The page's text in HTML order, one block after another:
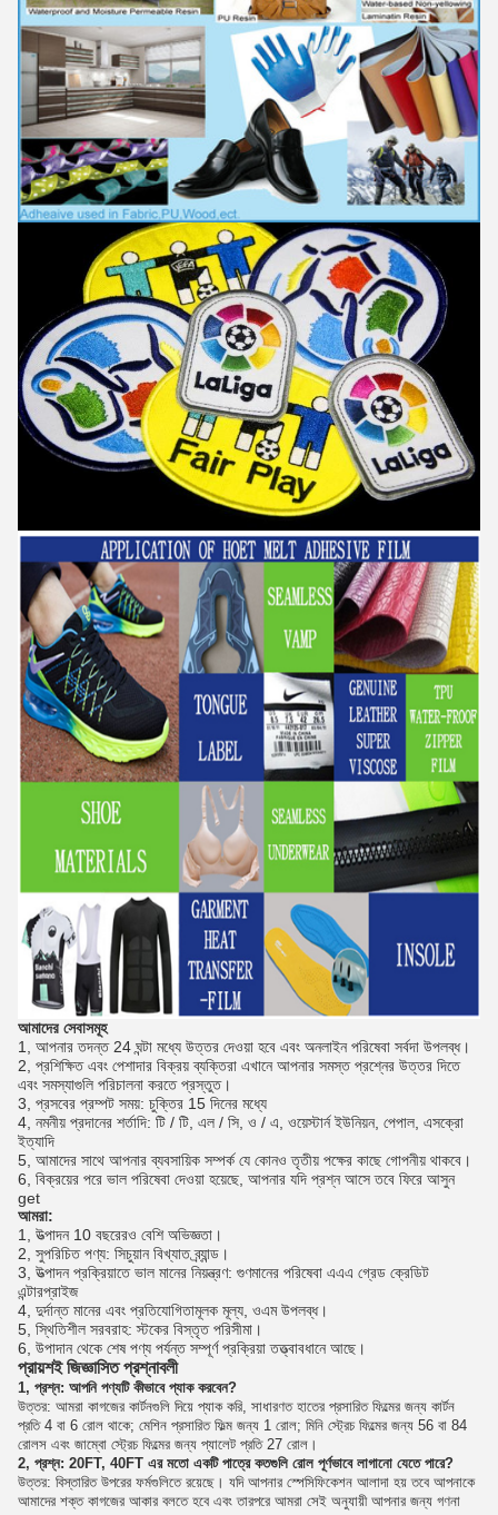
আমাদের সেবাসমূহ
1, আপনার তদন্ত 24 ঘন্টা মধ্যে উত্তর দেওয়া হবে এবং অনলাইন পরিষেবা সর্বদা উপলব্ধ।
2, প্রশিক্ষিত এবং পেশাদার বিক্রয় ব্যক্তিরা এখানে আপনার সমস্ত প্রশ্নের উত্তর দিতে
এবং সমস্যাগুলি পরিচালনা করতে প্রস্তুত।
3, প্রসবের প্রম্পট সময়: চুক্তির 15 দিনের মধ্যে
4, নমনীয় প্রদানের শর্তাদি: টি / টি, এল / সি, ও / এ, ওয়েস্টার্ন ইউনিয়ন, পেপাল, এসক্রো
ইত্যাদি
5, আমাদের সাথে আপনার ব্যবসায়িক সম্পর্ক যে কোনও তৃতীয় পক্ষের কাছে গোপনীয় থাকবে।
6, বিক্রয়ের পরে ভাল পরিষেবা দেওয়া হয়েছে, আপনার যদি প্রশ্ন আসে তবে ফিরে আসুন
get
আমরা:
1, উত্পাদন 10 বছরেরও বেশি অভিজ্ঞতা।
2, সুপরিচিত পণ্য: সিচুয়ান বিখ্যাত ব্র্যান্ড।
3, উত্পাদন প্রক্রিয়াতে ভাল মানের নিয়ন্ত্রণ: গুণমানের পরিষেবা এএএ গ্রেড ক্রেডিট
এন্টারপ্রাইজ
4, দুর্দান্ত মানের এবং প্রতিযোগিতামূলক মূল্য, ওএম উপলব্ধ।
5, স্থিতিশীল সরবরাহ: স্টকের বিস্তৃত পরিসীমা।
6, উপাদান থেকে শেষ পণ্য পর্যন্ত সম্পূর্ণ প্রক্রিয়া তত্ত্বাবধানে আছে।
প্রায়শই জিজ্ঞাসিত প্রশ্নাবলী
1, প্রশ্ন: আপনি পণ্যটি কীভাবে প্যাক করবেন?
উত্তর: আমরা কাগজের কার্টনগুলি দিয়ে প্যাক করি, সাধারণত হাতের প্রসারিত ফিল্মের জন্য কার্টন
প্রতি 4 বা 6 রোল থাকে; মেশিন প্রসারিত ফিল্ম জন্য 1 রোল; মিনি স্ট্রেচ ফিল্মের জন্য 56 বা 84
রোলস এবং জাম্বো স্ট্রেচ ফিল্মের জন্য প্যালেট প্রতি 27 রোল।
2, প্রশ্ন: 20FT, 40FT এর মতো একটি পাত্রে কতগুলি রোল পূর্ণভাবে লাগানো যেতে পারে?
উত্তর: বিস্তারিত উপরের ফর্মগুলিতে রয়েছে। যদি আপনার স্পেসিফিকেশন আলাদা হয় তবে আপনাকে
আমাদের শক্ত কাগজের আকার বলতে হবে এবং তারপরে আমরা সেই অনুযায়ী আপনার জন্য গণনা